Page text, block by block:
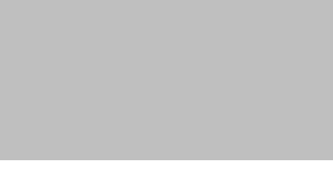
Åbo Akademin kirjasto